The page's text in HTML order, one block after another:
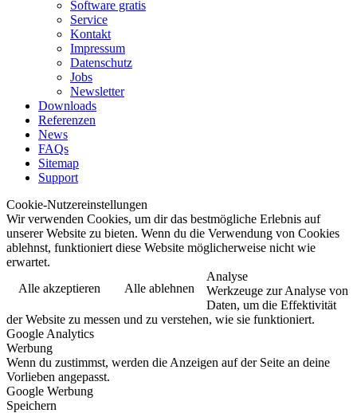
Software gratis
Service
Kontakt
Impressum
Datenschutz
Jobs
Newsletter
Downloads
Referenzen
News
FAQs
Sitemap
Support
Cookie-Nutzereinstellungen
Wir verwenden Cookies, um dir das bestmögliche Erlebnis auf
unserer Website zu bieten. Wenn du die Verwendung von Cookies
ablehnst, funktioniert diese Website möglicherweise nicht wie
erwartet.
Alle akzeptieren
Alle ablehnen
Analyse
Werkzeuge zur Analyse von
Daten, um die Effektivität
der Website zu messen und zu verstehen, wie sie funktioniert.
Google Analytics
Werbung
Wenn du zustimmst, werden die Anzeigen auf der Seite an deine
Vorlieben angepasst.
Google Werbung
Speichern